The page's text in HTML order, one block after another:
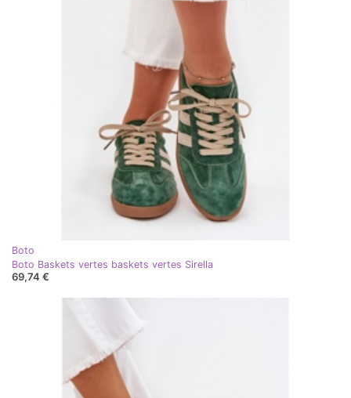
Boto
Boto Baskets vertes baskets vertes Sirella
69,74 €